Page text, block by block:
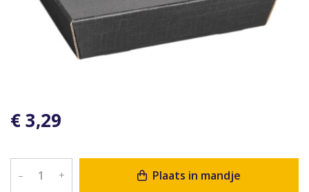
€ 3,29
– + Plaats in mandje